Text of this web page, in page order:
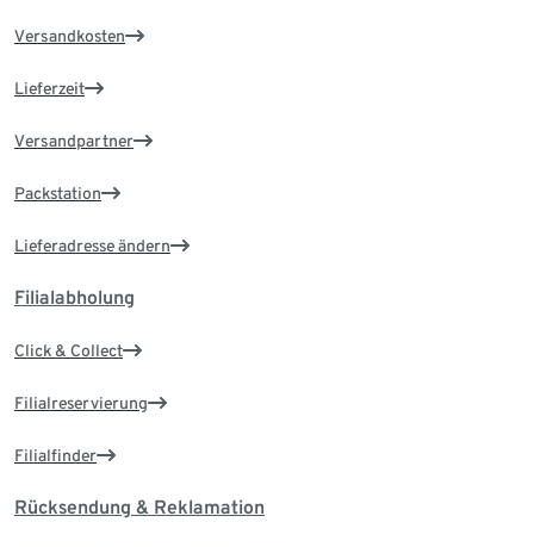
Versandkosten
Lieferzeit
Versandpartner
Packstation
Lieferadresse ändern
Filialabholung
Click & Collect
Filialreservierung
Filialfinder
Rücksendung & Reklamation